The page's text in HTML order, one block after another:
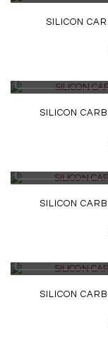
SILICON
SILICON
SILICON
SILICON